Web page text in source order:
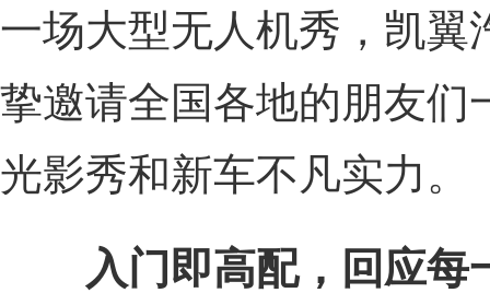
一场大型无人机秀，凯翼
挚邀请全国各地的朋友们
光影秀和新车不凡实力。
入门即高配，回应